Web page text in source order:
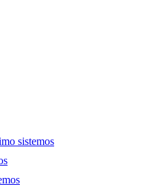
sistemos